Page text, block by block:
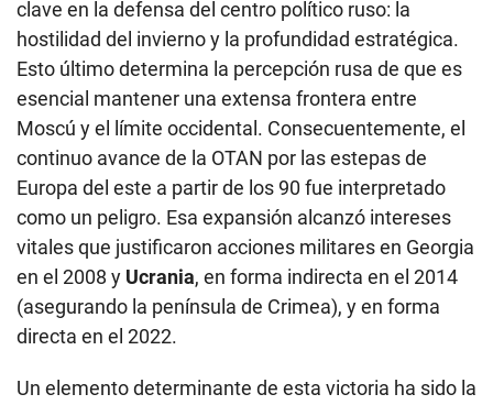
clave en la defensa del centro político ruso: la
hostilidad del invierno y la profundidad estratégica.
Esto último determina la percepción rusa de que es
esencial mantener una extensa frontera entre
Moscú y el límite occidental. Consecuentemente, el
continuo avance de la OTAN por las estepas de
Europa del este a partir de los 90 fue interpretado
como un peligro. Esa expansión alcanzó intereses
vitales que justificaron acciones militares en Georgia
en el 2008 y Ucrania, en forma indirecta en el 2014
(asegurando la península de Crimea), y en forma
directa en el 2022.
Un elemento determinante de esta victoria ha sido la